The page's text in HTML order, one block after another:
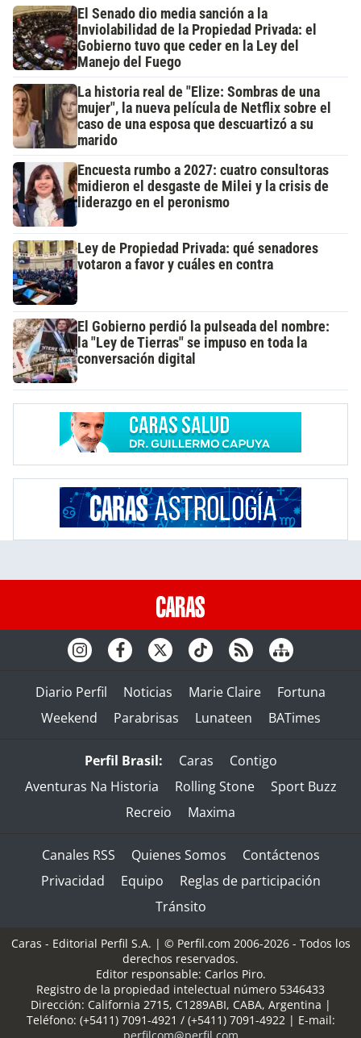
El Senado dio media sanción a la
Inviolabilidad de la Propiedad Privada: el
Gobierno tuvo que ceder en la Ley del
Manejo del Fuego
La historia real de "Elize: Sombras de una
mujer", la nueva película de Netflix sobre el
caso de una esposa que descuartizó a su
marido
Encuesta rumbo a 2027: cuatro consultoras
midieron el desgaste de Milei y la crisis de
liderazgo en el peronismo
Ley de Propiedad Privada: qué senadores
votaron a favor y cuáles en contra
El Gobierno perdió la pulseada del nombre:
la "Ley de Tierras" se impuso en toda la
conversación digital
Diario Perfil Noticias Marie Claire
Fortuna
Weekend
Parabrisas Lunateen BATimes
Perfil Brasil: Caras
Contigo
Aventuras Na Historia
Rolling Stone
Sport Buzz
Recreio
Maxima
Canales RSS Quienes Somos
Contáctenos
Privacidad
Equipo
Reglas de participación
Tránsito
Caras - Editorial Perfil S.A. | © Perfil.com 2006-2026 - Todos los
derechos reservados.
Editor responsable: Carlos Piro.
Registro de la propiedad intelectual número 5346433
Dirección: California 2715, C1289ABI, CABA, Argentina |
Teléfono: (+5411) 7091-4921 / (+5411) 7091-4922 | E-mail: